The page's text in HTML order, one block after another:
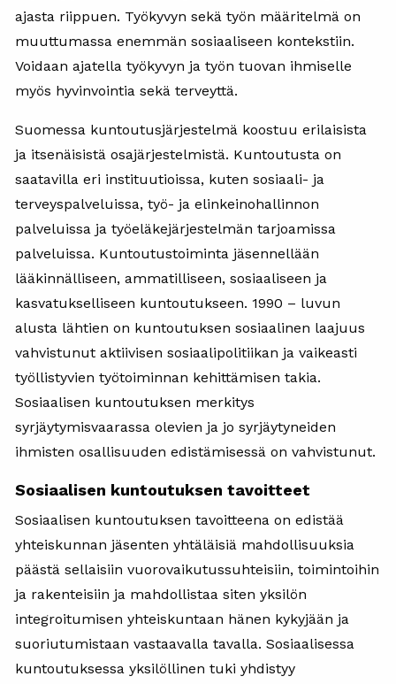
ajasta riippuen. Työkyvyn sekä työn määritelmä on
muuttumassa enemmän sosiaaliseen kontekstiin.
Voidaan ajatella työkyvyn ja työn tuovan ihmiselle
myös hyvinvointia sekä terveyttä.
Suomessa kuntoutusjärjestelmä koostuu erilaisista
ja itsenäisistä osajärjestelmistä. Kuntoutusta on
saatavilla eri instituutioissa, kuten sosiaali- ja
terveyspalveluissa, työ- ja elinkeinohallinnon
palveluissa ja työeläkejärjestelmän tarjoamissa
palveluissa. Kuntoutustoiminta jäsennellään
lääkinnälliseen, ammatilliseen, sosiaaliseen ja
kasvatukselliseen kuntoutukseen. 1990 – luvun
alusta lähtien on kuntoutuksen sosiaalinen laajuus
vahvistunut aktiivisen sosiaalipolitiikan ja vaikeasti
työllistyvien työtoiminnan kehittämisen takia.
Sosiaalisen kuntoutuksen merkitys
syrjäytymisvaarassa olevien ja jo syrjäytyneiden
ihmisten osallisuuden edistämisessä on vahvistunut.
Sosiaalisen kuntoutuksen tavoitteet
Sosiaalisen kuntoutuksen tavoitteena on edistää
yhteiskunnan jäsenten yhtäläisiä mahdollisuuksia
päästä sellaisiin vuorovaikutussuhteisiin, toimintoihin
ja rakenteisiin ja mahdollistaa siten yksilön
integroitumisen yhteiskuntaan hänen kykyjään ja
suoriutumistaan vastaavalla tavalla. Sosiaalisessa
kuntoutuksessa yksilöllinen tuki yhdistyy